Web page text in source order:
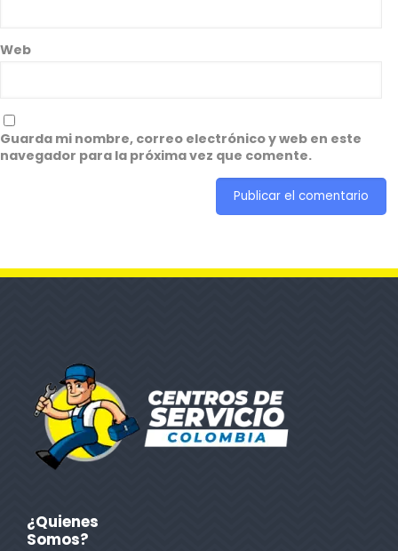
Web
Guarda mi nombre, correo electrónico y web en este
navegador para la próxima vez que comente.
¿Quienes
Somos?